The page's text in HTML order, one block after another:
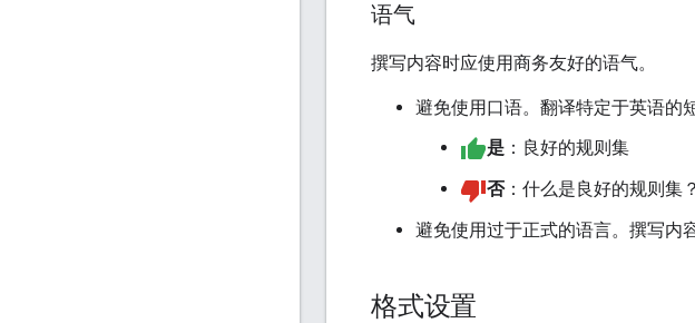
语气
撰写内容时应使用商务友好的语气。
避免使用口语。翻译特定于英语的
是 ：良好的规则集
否：什么是良好的规则集？
避免使用过于正式的语言。撰写内
格式设置